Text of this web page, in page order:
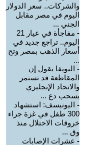
والشركات.. سعر الدولار
اليوم في مصر مقابل
الجني ...
-
مفاجأة في عيار 21
اليوم.. تراجع جديد في
أسعار الذهب بمصر وتح
...
- اليويفا يقول إن
المقاطعة قد تستمر
والاتحاد الإنجليزي
يسحب دع ...
- اليونيسف: استشهاد
300 طفل في غزة جراء
خروقات الاحتلال منذ
وق ...
- عشرات الإصابات